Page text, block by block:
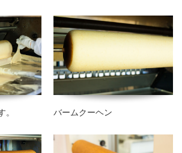
バームクーヘン